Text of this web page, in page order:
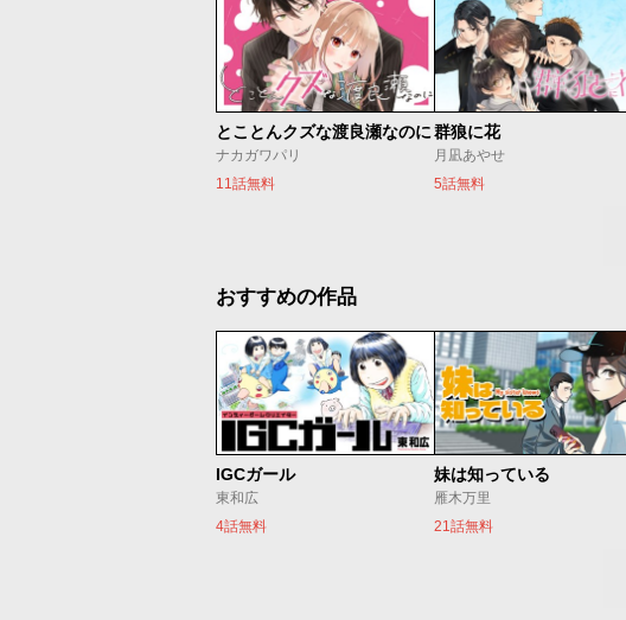
とことんクズな渡良瀬なのに
ナカガワパリ
11話無料
群狼に花
月凪あやせ
5話無料
おすすめの作品
IGCガール
東和広
4話無料
妹は知っている
雁木万里
21話無料